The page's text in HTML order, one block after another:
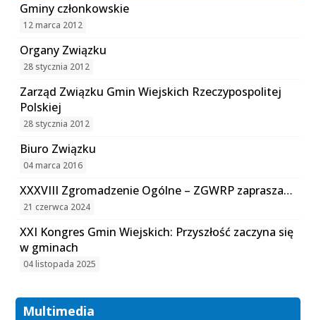
Gminy członkowskie
12 marca 2012
Organy Związku
28 stycznia 2012
Zarząd Związku Gmin Wiejskich Rzeczypospolitej
Polskiej
28 stycznia 2012
Biuro Związku
04 marca 2016
XXXVIII Zgromadzenie Ogólne – ZGWRP zaprasza…
21 czerwca 2024
XXI Kongres Gmin Wiejskich: Przyszłość zaczyna się
w gminach
04 listopada 2025
Multimedia